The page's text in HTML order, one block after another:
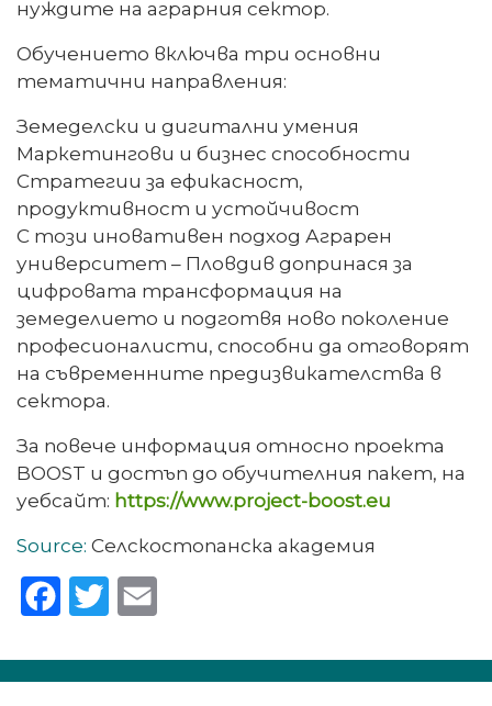
нуждите на аграрния сектор.
Обучението включва три основни
тематични направления:
Земеделски и дигитални умения
Маркетингови и бизнес способности
Стратегии за ефикасност,
продуктивност и устойчивост
С този иновативен подход Аграрен
университет – Пловдив допринася за
цифровата трансформация на
земеделието и подготвя ново поколение
професионалисти, способни да отговорят
на съвременните предизвикателства в
сектора.
За повече информация относно проекта
BOOST и достъп до обучителния пакет, на
уебсайт: https://www.project-boost.eu
Source: Селскостопанска академия
Facebook
Twitter